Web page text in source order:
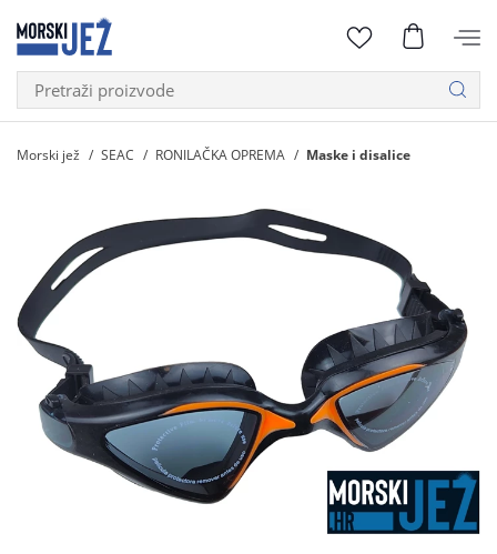
Morski jež SEAC RONILAČKA OPREMA Maske i disalice